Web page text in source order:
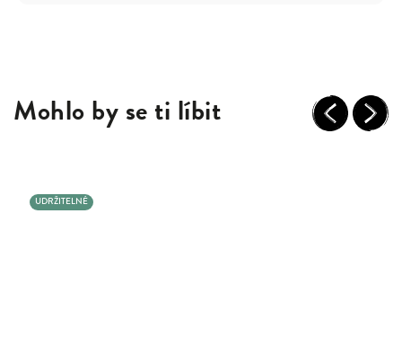
Mohlo by se ti líbit Previous
UDRŽITELNÉ
Next